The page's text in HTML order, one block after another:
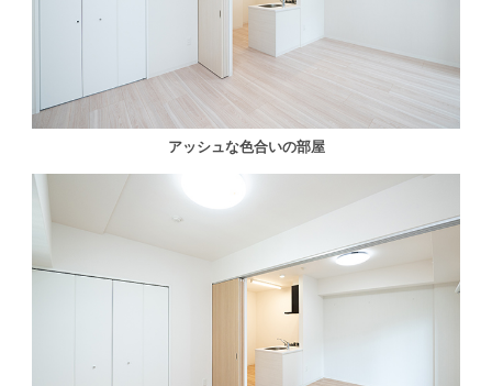
アッシュな色合いの部屋